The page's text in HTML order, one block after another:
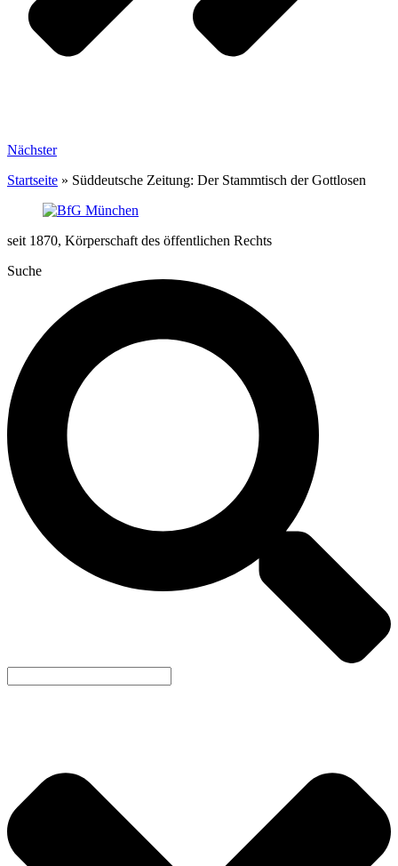
Nächster
Startseite » Süddeutsche Zeitung: Der Stammtisch der Gottlosen
seit 1870, Körperschaft des öffentlichen Rechts
Suche